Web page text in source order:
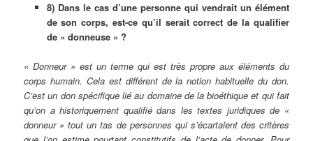
8) Dans le cas d’une personne qui vendrait un élément
de son corps, est-ce qu’il serait correct de la qualifier
de « donneuse » ?
« Donneur » est un terme qui est très propre aux éléments du
corps humain. Cela est différent de la notion habituelle du don.
C’est un don spécifique lié au domaine de la bioéthique et qui fait
qu’on a historiquement qualifié dans les textes juridiques de «
donneur » tout un tas de personnes qui s’écartaient des critères